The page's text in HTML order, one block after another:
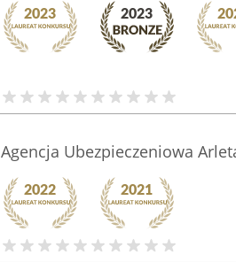
Agencja Ubezpieczeniowa